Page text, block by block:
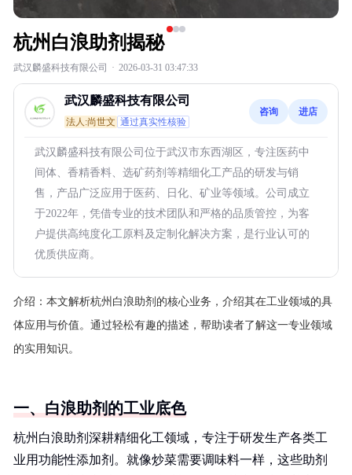
杭州白浪助剂揭秘
武汉麟盛科技有限公司 · 2026-03-31 03:47:33
武汉麟盛科技有限公司
法人:尚世文 通过真实性核验
咨询 进店
武汉麟盛科技有限公司位于武汉市东西湖区，专注医药中
间体、香精香料、选矿药剂等精细化工产品的研发与销
售，产品广泛应用于医药、日化、矿业等领域。公司成立
于2022年，凭借专业的技术团队和严格的品质管控，为客
户提供高纯度化工原料及定制化解决方案，是行业认可的
优质供应商。
介绍： 本文解析杭州白浪助剂的核心业务，介绍其在工业领域的具
体应用与价值。通过轻松有趣的描述，帮助读者了解这一专业领域
的实用知识。
一、白浪助剂的工业底色
杭州白浪助剂深耕精细化工领域，专注于研发生产各类工
业用功能性添加剂。就像炒菜需要调味料一样，这些助剂